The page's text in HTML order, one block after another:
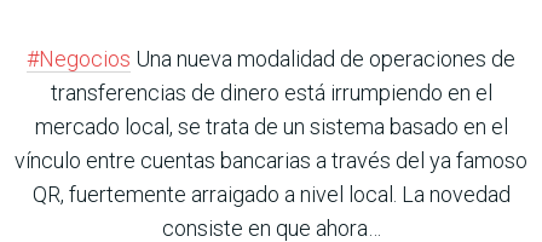
#Negocios Una nueva modalidad de operaciones de
transferencias de dinero está irrumpiendo en el
mercado local, se trata de un sistema basado en el
vínculo entre cuentas bancarias a través del ya famoso
QR, fuertemente arraigado a nivel local. La novedad
consiste en que ahora…